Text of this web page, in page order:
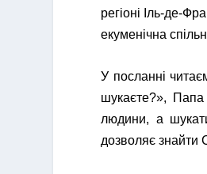
регіоні Іль-де-
екуменічна
У посланні
шукаєте?», Папа
людини, а
дозволяє знайти